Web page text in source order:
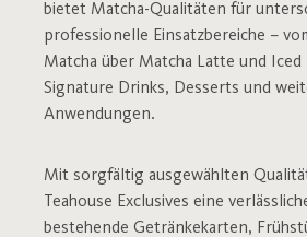
bietet Matcha-Qualitäten für
professionelle Einsatzbereiche –
Matcha über Matcha Latte und Iced
Signature Drinks, Desserts und
Anwendungen.
Mit sorgfältig ausgewählten
Teahouse Exclusives eine
bestehende Getränkekarten,